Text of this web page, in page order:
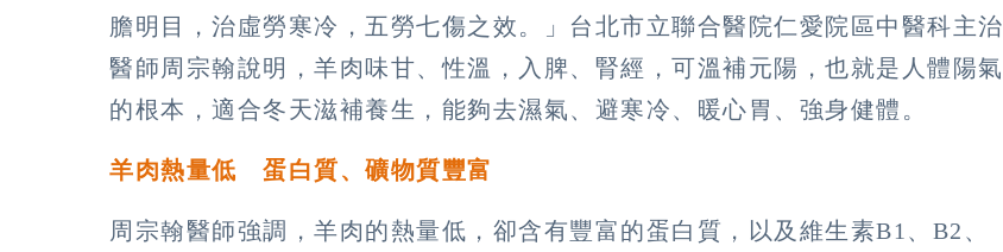
膽明目，治虛勞寒冷，五勞七傷之效。」台北市立聯合醫院仁愛院區中醫科主治
醫師周宗翰說明，羊肉味甘、性溫，入脾、腎經，可溫補元陽，也就是人體陽氣
的根本，適合冬天滋補養生，能夠去濕氣、避寒冷、暖心胃、強身健體。
羊肉熱量低 蛋白質、礦物質豐富
周宗翰醫師強調，羊肉的熱量低，卻含有豐富的蛋白質，以及維生素B1、B2、